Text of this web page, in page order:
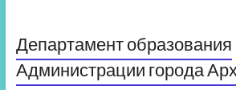
Департамент образования
Администрации города